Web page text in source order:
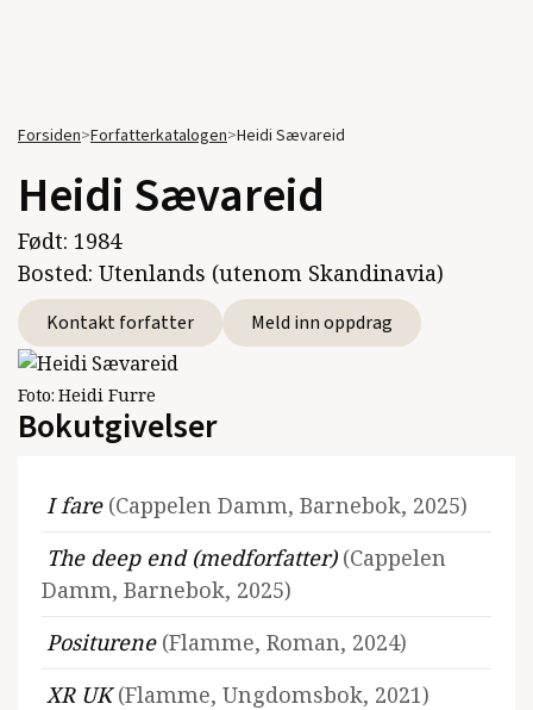
Forsiden>Forfatterkatalogen>Heidi Sævareid
Heidi Sævareid
Født: 1984
Bosted: Utenlands (utenom Skandinavia)
Kontakt forfatter Meld inn oppdrag
Foto: Heidi Furre
Bokutgivelser
I fare (Cappelen Damm, Barnebok, 2025)
The deep end (medforfatter) (Cappelen
Damm, Barnebok, 2025)
Positurene (Flamme, Roman, 2024)
XR UK(Flamme, Ungdomsbok, 2021)